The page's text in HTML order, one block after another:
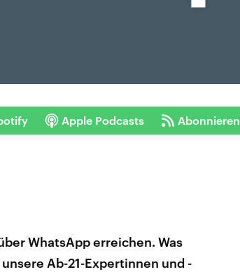
Apple Podcasts Abonnieren
WhatsApp erreichen. Was
Ab-21-Expertinnen und -